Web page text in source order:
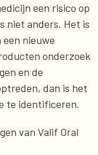
een risico op
niet anders. Het is
nieuwe
onderzoek
en de
dan is het
te identificeren.
van Valif Oral